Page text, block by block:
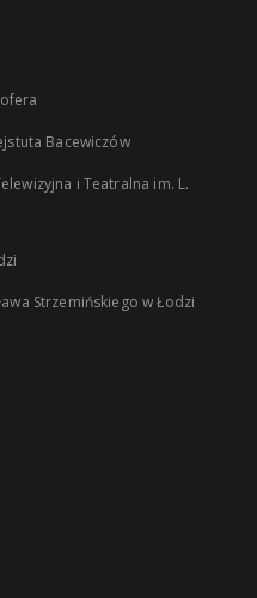
Bacewiczów
i Teatralna im. L.
Strzemińskiego w Łodzi